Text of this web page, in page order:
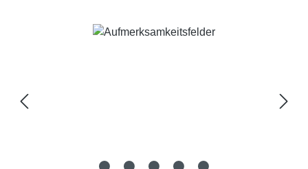
Bildergalerie überspringen